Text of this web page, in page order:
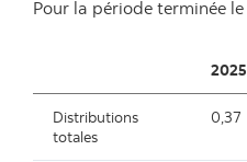
Pour la période terminée le
2025
Distributions
totales
0,37